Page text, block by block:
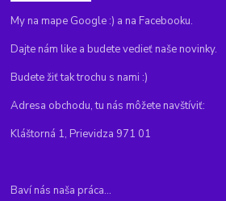
My na mape Google :) a na Facebooku.
Dajte nám like a budete vedieť naše novinky.
Budete žiť tak trochu s nami :)
Adresa obchodu, tu nás môžete navštíviť:
Kláštorná 1, Prievidza 971 01
Baví nás naša práca...